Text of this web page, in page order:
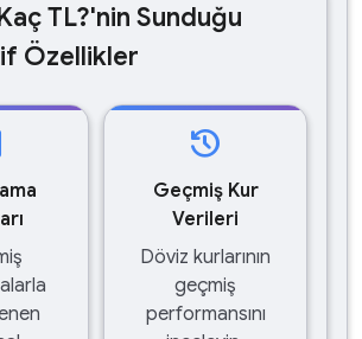
TL?'nin Sunduğu
Özellikler
history
Geçmiş Kur
Verileri
Döviz kurlarının
geçmiş
performansını